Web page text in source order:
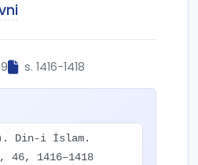
s. 1416-1418
Din-i İslam.
, 46, 1416–1418